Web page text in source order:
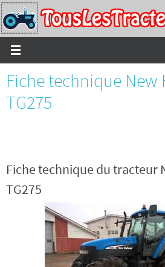
Passer
vers
le
contenu
Fiche technique New
TG275
Fiche technique du tracteur
TG275